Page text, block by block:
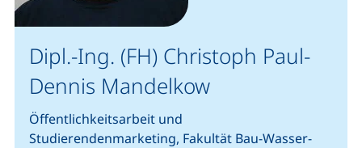
Dipl.-Ing. (FH) Christoph Paul-
Dennis Mandelkow
Öffentlichkeitsarbeit und
Studierendenmarketing, Fakultät Bau-Wasser-